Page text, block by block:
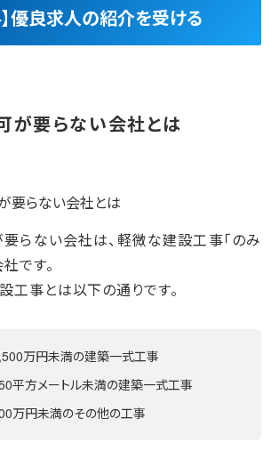
】優良求人の紹介を受ける
が要らない会社とは
らない会社は、軽微な建設工事「のみ
です。
工事とは以下の通りです。
万円未満の建築一式工事
平方メートル未満の建築一式工事
万円未満のその他の工事